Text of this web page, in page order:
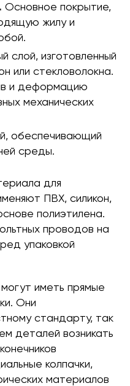
Основное покрытие,
жилу и
слой, изготовленный
или стекловолокна.
и деформацию
механических
обеспечивающий
среды.
для
ПВХ, силикон,
полиэтилена.
могут иметь прямые
Они
стандарту, так
деталей возникать
колпачки,
материалов